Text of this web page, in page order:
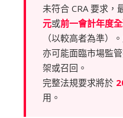
未符合 CRA 要求，
元或前一會計年度
（以較高者為準）
亦可能面臨市場監
架或召回。
完整法規要求將於
用。